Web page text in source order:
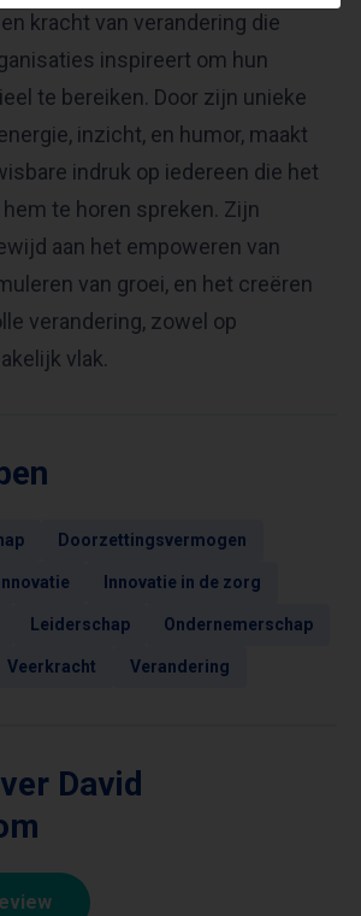
kracht van verandering die
inspireert om hun
te bereiken. Door zijn unieke
inzicht, en humor, maakt
indruk op iedereen die het
te horen spreken. Zijn
aan het empoweren van
van groei, en het creëren
verandering, zowel op
vlak.
Doorzettingsvermogen
Innovatie Innovatie in de zorg
Leiderschap Ondernemerschap
Veerkracht Verandering
David